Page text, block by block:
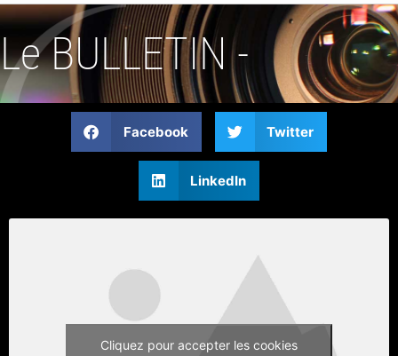
Le BULLETIN -
Facebook Twitter
LinkedIn
Cliquez pour accepter les cookies